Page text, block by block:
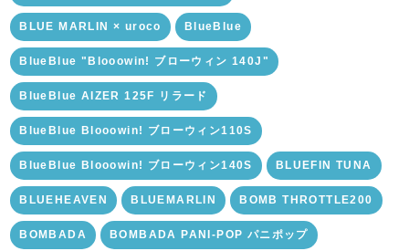
BLUE MARLIN × uroco BlueBlue
BlueBlue "Blooowin! ブローウィン 140J"
BlueBlue AIZER 125F リラード
BlueBlue Blooowin! ブローウィン110S
BlueBlue Blooowin! ブローウィン140S BLUEFIN TUNA
BLUEHEAVEN BLUEMARLIN BOMB THROTTLE200
BOMBADA BOMBADA PANI-POP パニポップ